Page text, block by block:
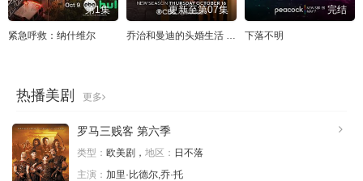
第1集
紧急呼救：纳什维尔
更新至第07集
乔治和曼迪的头婚生活 第二季
完结
下落不明
热播美剧 更多
罗马三贱客 第六季
类型： 欧美剧， 地区： 日不落
主演： 加里·比德尔,乔·托